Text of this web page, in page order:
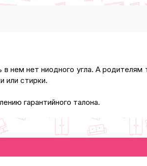
нем нет ниодного угла. А
или стирки.
гарантийного талона.